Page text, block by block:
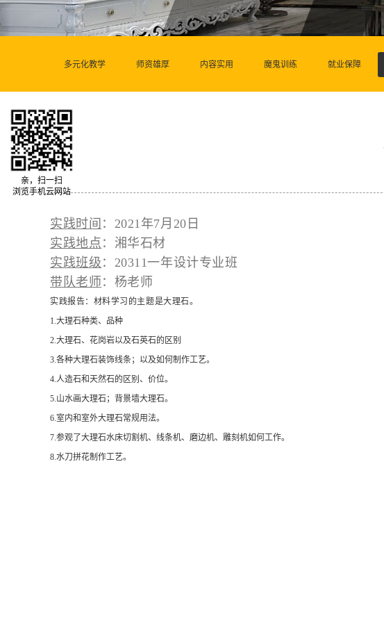
多元化教学 师资雄厚 内容实用 魔鬼训练 就业保障
实践时间 ：2021年7月20日
实践地点 ：湘华石材
实践班级 ：20311一年设计专业班
带队老师 ：杨老师
实践报告： 材料学习的主题是大理石。
1.大理石种类、品种
2.大理石、花岗岩以及石英石的区别
3.各种大理石装饰线条；以及如何制作工艺。
4.人造石和天然石的区别、价位。
5.山水画大理石；背景墙大理石。
6.室内和室外大理石常规用法。
7.参观了大理石水床切割机、线条机、磨边机、雕刻机如何工作。
8.水刀拼花制作工艺。
亲，扫一扫
浏览手机云网站